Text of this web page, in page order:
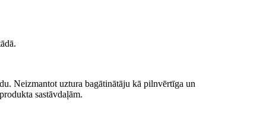
Neizmantot uztura bagātinātāju kā pilnvērtīga un
sastāvdaļām.